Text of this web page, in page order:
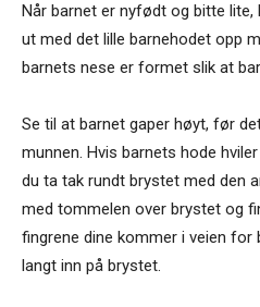
Når barnet er nyfødt og bitte lite,
ut med det lille barnehodet opp
barnets nese er formet slik at
Se til at barnet gaper høyt, før
munnen. Hvis barnets hode
du ta tak rundt brystet med den
med tommelen over brystet og
fingrene dine kommer i veien for
langt inn på brystet.